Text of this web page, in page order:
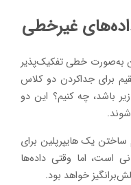
غیرخطی
به‌صورت خطی تفکیک‌پذیر
برای جداکردن دو کلاس
باشد، چه کنیم؟ این دو
ساختن یک هایپرپلین برای
است، اما وقتی داده‌ها
خواهد بود.